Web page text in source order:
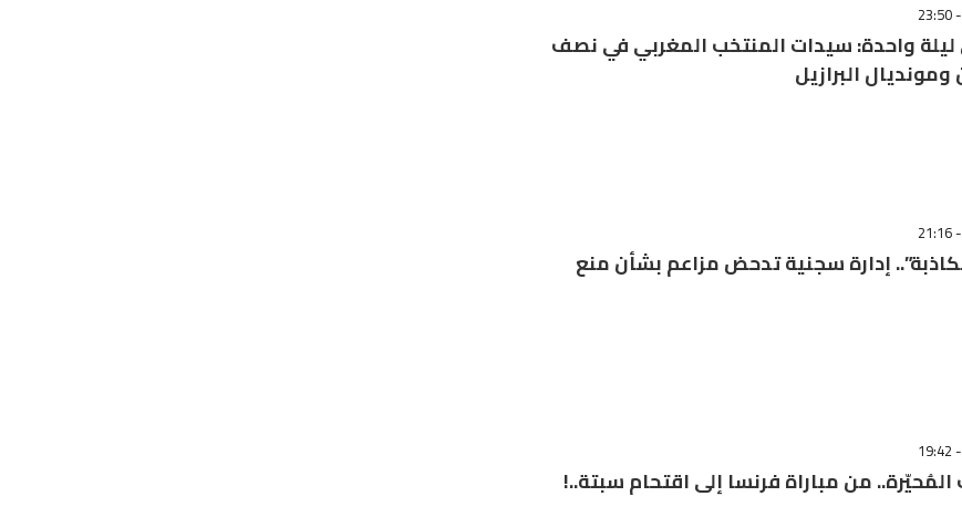
واحدة: سيدات المنتخب المغربي في نصف
البرازيل
إدارة سجنية تدحض مزاعم بشأن منع
المُحيّرة.. من مباراة فرنسا إلى اقتحام سبتة..!